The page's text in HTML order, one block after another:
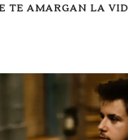
TE AMARGAN LA